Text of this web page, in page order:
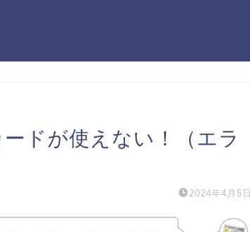
ドが使えない！（エラ
2024年4月5日